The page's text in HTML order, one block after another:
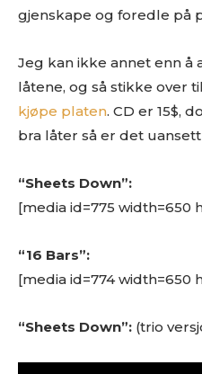
Ønsker du omtale på Dust of
gjenskape og foredle på
Jeg kan ikke annet enn å
låtene, og så stikke over
kjøpe platen. CD er 15$,
bra låter så er det
“Sheets Down”:
[media id=775 width=650
“16 Bars”:
[media id=774 width=650
“Sheets Down”: (trio